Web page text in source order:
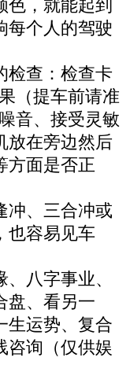
，就能起到
每个人的驾驶
检查：检查卡
（提车前请准
音、接受灵敏
放在旁边然后
方面是否正
冲、三合冲或
也容易见车
八字事业、
盘、看另一
生运势、复合
咨询（仅供娱